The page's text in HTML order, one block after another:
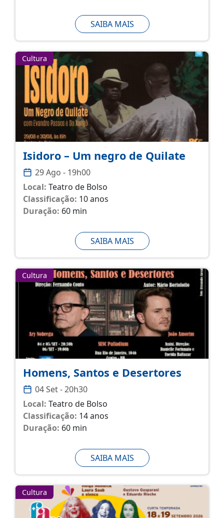
SAIBA MAIS
Cultura
Isidoro – Um negro de Quilate
29 Ago - 19h00
Local: Teatro de Bolso
Classificação: 10 anos
Duração: 60 min
SAIBA MAIS
Cultura
Homens, Santos e Desertores
04 Set - 20h30
Local: Teatro de Bolso
Classificação: 14 anos
Duração: 60 min
SAIBA MAIS
Cultura